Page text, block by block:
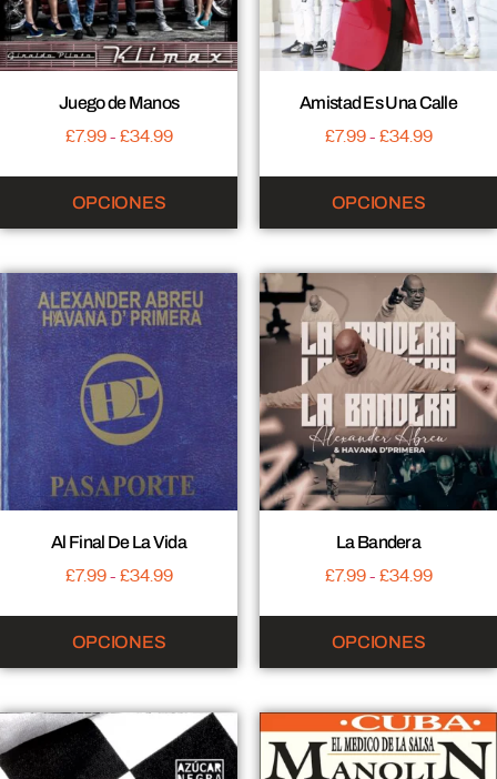
Juego de Manos
£7.99- £34.99
OPCIONES
Amistad Es Una Calle
£7.99- £34.99
OPCIONES
Al Final De La Vida
£7.99- £34.99
OPCIONES
La Bandera
£7.99- £34.99
OPCIONES